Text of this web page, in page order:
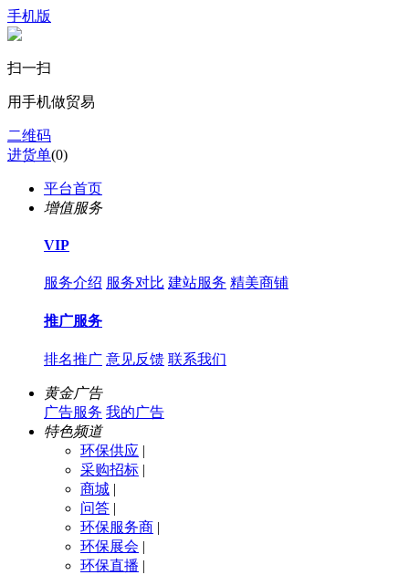
手机版
扫一扫
用手机做贸易
二维码
进货单(0)
平台首页
增值服务
VIP
服务介绍 服务对比 建站服务 精美商铺
推广服务
排名推广 意见反馈 联系我们
黄金广告
广告服务 我的广告
特色频道
环保供应 |
采购招标 |
商城 |
问答 |
环保服务商 |
环保展会 |
环保直播 |